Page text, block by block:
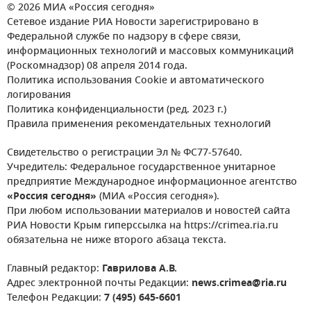
© 2026 МИА «Россия сегодня»
Сетевое издание РИА Новости зарегистрировано в
Федеральной службе по надзору в сфере связи,
информационных технологий и массовых коммуникаций
(Роскомнадзор) 08 апреля 2014 года.
Политика использования Cookie и автоматического
логирования
Политика конфиденциальности (ред. 2023 г.)
Правила применения рекомендательных технологий
Свидетельство о регистрации Эл № ФС77-57640.
Учредитель: Федеральное государственное унитарное
предприятие Международное информационное агентство
«Россия сегодня» (МИА «Россия сегодня»).
При любом использовании материалов и новостей сайта
РИА Новости Крым гиперссылка на https://crimea.ria.ru
обязательна не ниже второго абзаца текста.
Главный редактор: Гаврилова А.В.
Адрес электронной почты Редакции: news.crimea@ria.ru
Телефон Редакции: 7 (495) 645-6601